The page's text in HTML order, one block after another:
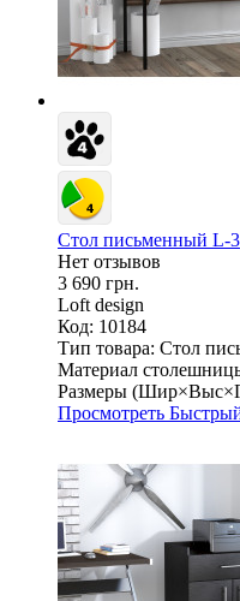
Стол письменный L-
Нет отзывов
3 690 грн.
Loft design
Код: 10184
Тип товара: Стол
Материал
Размеры
Просмотреть